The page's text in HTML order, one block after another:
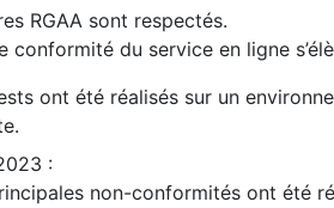
RGAA sont respectés.
conformité du service en ligne
ont été réalisés sur un
:
non-conformités ont été